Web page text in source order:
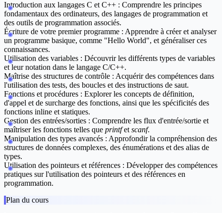
Introduction aux langages C et C++ : Comprendre les principes
fondamentaux des ordinateurs, des langages de programmation et
des outils de programmation associés.
Écriture de votre premier programme : Apprendre à créer et analyser
un programme basique, comme "Hello World", et généraliser ces
connaissances.
Utilisation des variables : Découvrir les différents types de variables
et leur notation dans le langage C/C++.
Maîtrise des structures de contrôle : Acquérir des compétences dans
l'utilisation des tests, des boucles et des instructions de saut.
Fonctions et procédures : Explorer les concepts de définition,
d'appel et de surcharge des fonctions, ainsi que les spécificités des
fonctions inline et statiques.
Gestion des entrées/sorties : Comprendre les flux d'entrée/sortie et
maîtriser les fonctions telles que printfet scanf.
Manipulation des types avancés : Approfondir la compréhension des
structures de données complexes, des énumérations et des alias de
types.
Utilisation des pointeurs et références : Développer des compétences
pratiques sur l'utilisation des pointeurs et des références en
programmation.
Plan du cours